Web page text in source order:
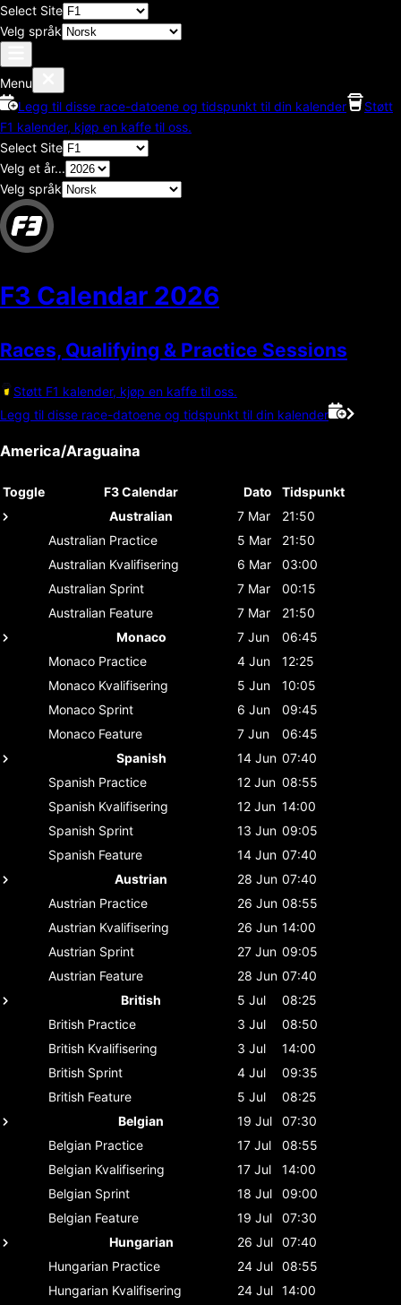
Select Site
Velg språk
Menu
Legg til disse race-datoene og tidspunkt til din kalender
Støtt
F1 kalender, kjøp en kaffe til oss.
Select Site
Velg et år...
Velg språk
F3 Calendar 2026
Races, Qualifying & Practice Sessions
Støtt F1 kalender, kjøp en kaffe til oss.
Legg til disse race-datoene og tidspunkt til din kalender
America/Araguaina
Toggle F3 Calendar Dato
Tidspunkt
Australian
7 Mar
21:50
Australian Practice 5 Mar
21:50
Australian Kvalifisering 6 Mar
03:00
Australian Sprint 7 Mar
00:15
Australian Feature 7 Mar
21:50
Monaco
7 Jun
06:45
Monaco Practice 4 Jun
12:25
Monaco Kvalifisering 5 Jun
10:05
Monaco Sprint 6 Jun
09:45
Monaco Feature 7 Jun
06:45
Spanish
14 Jun 07:40
Spanish Practice 12 Jun 08:55
Spanish Kvalifisering 12 Jun 14:00
Spanish Sprint 13 Jun 09:05
Spanish Feature 14 Jun 07:40
Austrian
28 Jun 07:40
Austrian Practice 26 Jun 08:55
Austrian Kvalifisering 26 Jun 14:00
Austrian Sprint 27 Jun 09:05
Austrian Feature 28 Jun 07:40
British
5 Jul
08:25
British Practice 3 Jul
08:50
British Kvalifisering 3 Jul
14:00
British Sprint 4 Jul
09:35
British Feature 5 Jul
08:25
Belgian
19 Jul
07:30
Belgian Practice 17 Jul
08:55
Belgian Kvalifisering 17 Jul
14:00
Belgian Sprint 18 Jul
09:00
Belgian Feature 19 Jul
07:30
Hungarian
26 Jul 07:40
Hungarian Practice 24 Jul 08:55
Hungarian Kvalifisering 24 Jul 14:00